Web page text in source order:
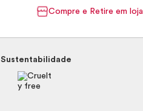
Compre e Retire em loja
Sustentabilidade